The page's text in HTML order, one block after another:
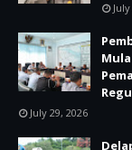
July 29, 2026